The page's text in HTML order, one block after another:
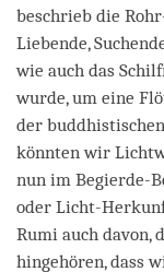
beschrieb die
Liebende,
wie auch das
wurde, um eine
der
könnten wir
nun im Begierde-
oder Licht-
Rumi auch davon,
hingehören, dass